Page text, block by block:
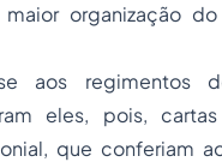
maior organização
aos regimentos
eles, pois,
que conferiam